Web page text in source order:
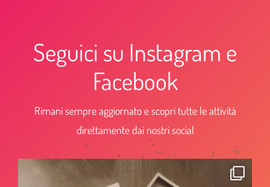
Seguici su Instagram e
Facebook
Rimani sempre aggiornato e scopri tutte le attività
direttamente dai nostri social